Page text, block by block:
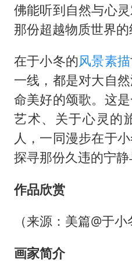
佛能听到自然与心
那份超越物质世界的
在于小冬的风景素描
一线，都是对大自
命美好的颂歌。这
艺术、关于心灵的
人，一同漫步在于
探寻那份久违的宁静
作品欣赏
（来源：美篇@于小
画家简介